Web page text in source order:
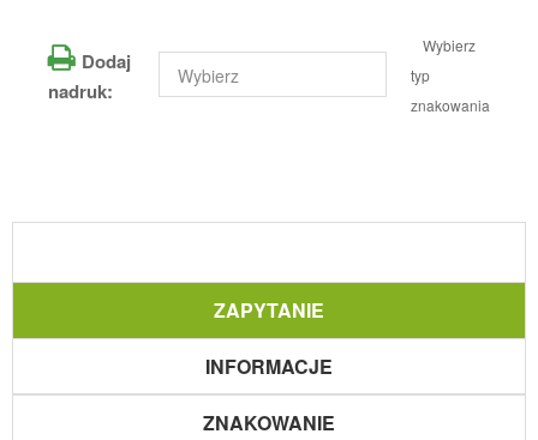
Dodaj
nadruk:
Wybierz
typ
znakowania
ZAPYTANIE
INFORMACJE
ZNAKOWANIE